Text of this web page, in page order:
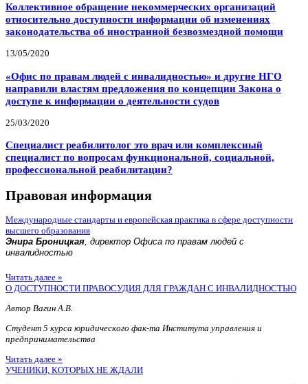
Коллективное обращение некоммерческих организаций
относительно доступности информации об изменениях
законодательства об иностранной безвозмездной помощи
13/05/2020
«Офис по правам людей с инвалидностью» и другие НГО
направили властям предложения по концепции Закона о
доступе к информации о деятельности судов
25/03/2020
Специалист реабилитолог это врач или комплексный
специалист по вопросам функциональной, социальной,
профессиональной реабилитации?
Правовая информация
Международные стандарты и европейская практика в сфере доступности
высшего образования
Энира Броницкая, директор Офиса по правам людей с
инвалидностью
Читать далее »
О ДОСТУПНОСТИ ПРАВОСУДИЯ ДЛЯ ГРАЖДАН С ИНВАЛИДНОСТЬЮ
Автор Вагин А.В.
Студент 5 курса юридического фак-та Института управления и
предпринимательства
Читать далее »
УЧЕНИКИ, КОТОРЫХ НЕ ЖДАЛИ